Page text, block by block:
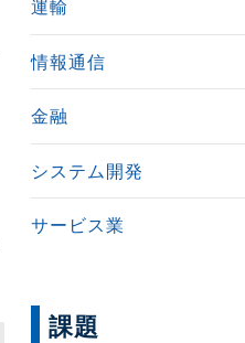
運輸
情報通信
金融
システム開発
サービス業
課題